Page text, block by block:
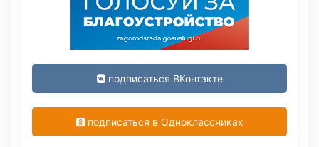
подписаться ВКонтакте
подписаться в Одноклассниках